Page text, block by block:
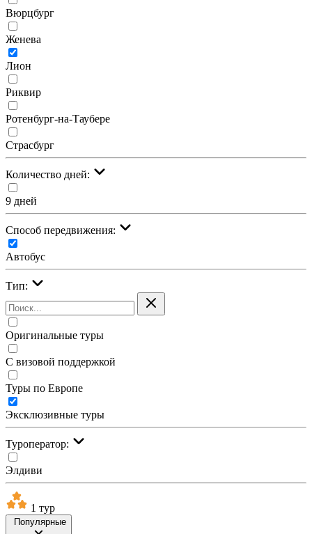
Вюрцбург
Женева
Лион
Риквир
Ротенбург-на-Таубере
Страсбург
Количество дней:
9 дней
Cпособ передвижения:
Автобус
Тип:
Оригинальные туры
С визовой поддержкой
Туры по Европе
Эксклюзивные туры
Туроператор:
Элдиви
1 тур
Популярные